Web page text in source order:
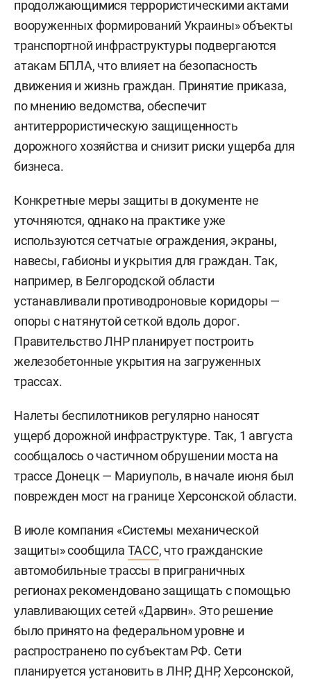
продолжающимися террористическими актами
вооруженных формирований Украины» объекты
транспортной инфраструктуры подвергаются
атакам БПЛА, что влияет на безопасность
движения и жизнь граждан. Принятие приказа,
по мнению ведомства, обеспечит
антитеррористическую защищенность
дорожного хозяйства и снизит риски ущерба для
бизнеса.
Конкретные меры защиты в документе не
уточняются, однако на практике уже
используются сетчатые ограждения, экраны,
навесы, габионы и укрытия для граждан. Так,
например, в Белгородской области
устанавливали противодроновые коридоры —
опоры с натянутой сеткой вдоль дорог.
Правительство ЛНР планирует построить
железобетонные укрытия на загруженных
трассах.
Налеты беспилотников регулярно наносят
ущерб дорожной инфраструктуре. Так, 1 августа
сообщалось о частичном обрушении моста на
трассе Донецк — Мариуполь, в начале июня был
поврежден мост на границе Херсонской области.
В июле компания «Системы механической
защиты» сообщила ТАСС, что гражданские
автомобильные трассы в приграничных
регионах рекомендовано защищать с помощью
улавливающих сетей «Дарвин». Это решение
было принято на федеральном уровне и
распространено по субъектам РФ. Сети
планируется установить в ЛНР, ДНР, Херсонской,